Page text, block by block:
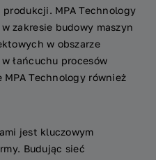
MPA Technology
zakresie budowy maszyn
w obszarze
łańcuchu procesów
MPA Technology również
jest kluczowym
Budując sieć